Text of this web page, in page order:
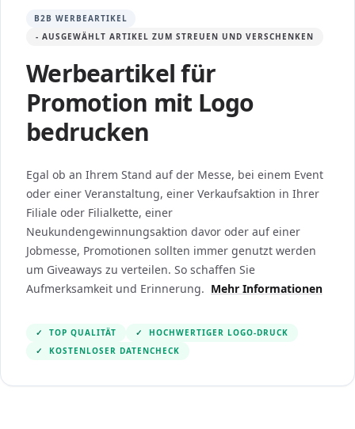
B2B WERBEARTIKEL
- AUSGEWÄHLT ARTIKEL ZUM STREUEN UND VERSCHENKEN
Werbeartikel für
Promotion mit Logo
bedrucken
Egal ob an Ihrem Stand auf der Messe, bei einem Event
oder einer Veranstaltung, einer Verkaufsaktion in Ihrer
Filiale oder Filialkette, einer
Neukundengewinnungsaktion davor oder auf einer
Jobmesse, Promotionen sollten immer genutzt werden
um Giveaways zu verteilen. So schaffen Sie
Aufmerksamkeit und Erinnerung. Mehr Informationen
✓ TOP QUALITÄT ✓
HOCHWERTIGER LOGO-DRUCK
✓
KOSTENLOSER DATENCHECK